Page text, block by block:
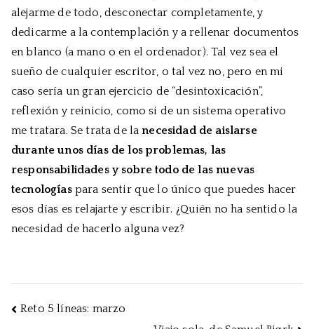
alejarme de todo, desconectar completamente, y
dedicarme a la contemplación y a rellenar documentos
en blanco (a mano o en el ordenador). Tal vez sea el
sueño de cualquier escritor, o tal vez no, pero en mi
caso sería un gran ejercicio de “desintoxicación”,
reflexión y reinicio, como si de un sistema operativo
me tratara. Se trata de lanecesidad de aislarse
durante unos días de los problemas, las
responsabilidades y sobre todo de las nuevas
tecnologíaspara sentir que lo único que puedes hacer
esos días es relajarte y escribir. ¿Quién no ha sentido la
necesidad de hacerlo alguna vez?
Navegación
Reto 5 líneas: marzo